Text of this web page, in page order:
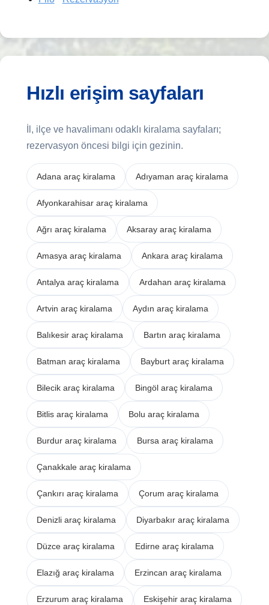
Hızlı erişim sayfaları
İl, ilçe ve havalimanı odaklı kiralama sayfaları;
rezervasyon öncesi bilgi için gezinin.
Adana araç kiralama Adıyaman araç kiralama
Afyonkarahisar araç kiralama
Ağrı araç kiralama Aksaray araç kiralama
Amasya araç kiralama Ankara araç kiralama
Antalya araç kiralama Ardahan araç kiralama
Artvin araç kiralama Aydın araç kiralama
Balıkesir araç kiralama Bartın araç kiralama
Batman araç kiralama Bayburt araç kiralama
Bilecik araç kiralama Bingöl araç kiralama
Bitlis araç kiralama Bolu araç kiralama
Burdur araç kiralama Bursa araç kiralama
Çanakkale araç kiralama
Çankırı araç kiralama Çorum araç kiralama
Denizli araç kiralama Diyarbakır araç kiralama
Düzce araç kiralama Edirne araç kiralama
Elazığ araç kiralama Erzincan araç kiralama
Erzurum araç kiralama Eskişehir araç kiralama